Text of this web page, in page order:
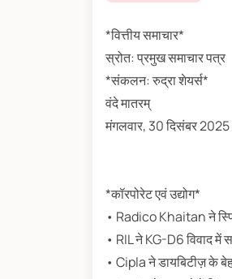
*वित्तीय समाचार*
स्रोत: प्रमुख समाचार पत्र
*संकलन: रुद्रा शेयर्स*
वंदे मातरम्
मंगलवार, 30 दिसंबर 2025
*कॉरपोरेट एवं उद्योग*
• Radico Khaitan ने
• RIL ने KG-D6 विवाद में
• Cipla ने डायबिटीज़ के